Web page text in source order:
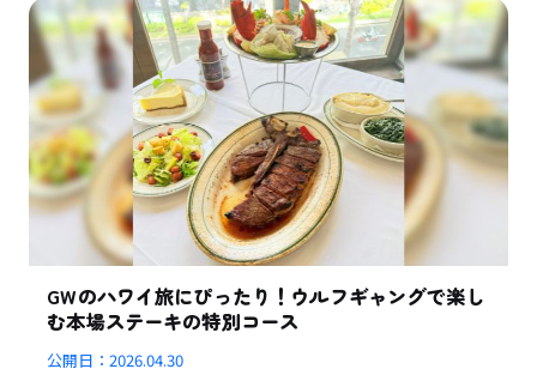
GWのハワイ旅にぴったり！ウルフギャングで楽し
む本場ステーキの特別コース
公開日：2026.04.30